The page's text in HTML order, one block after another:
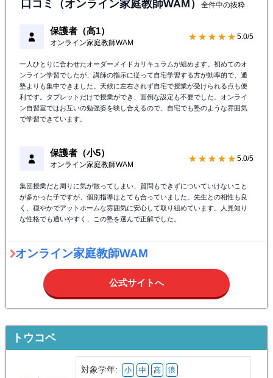
オンライン家庭教師WAM
ンライン学習でしたが、講師の指示に従って自宅学習する方が効率的で、通
塾よりも集中できました。天候に左右されず自宅で授業が受けられる点も便
利です。タブレットだけで授業ができ、面倒な設定も不要でした。オンライ
ン自習室ではお互いの勉強姿を映し合えるので、自宅でも塾のような雰囲気
で学習できています。
オンライン家庭教師WAM
が多かった子ですが、個別指導はとても合っていました。先生との相性も良
く、穏やかでアットホームな雰囲気に安心して取り組めています。人見知り
な性格でも通いやすく、この塾を選んで正解でした。
オンライン家庭教師WAM
公式サイトへ
トウコベ
対象学年: 小 中 高 浪
授業形式: オンライン指導